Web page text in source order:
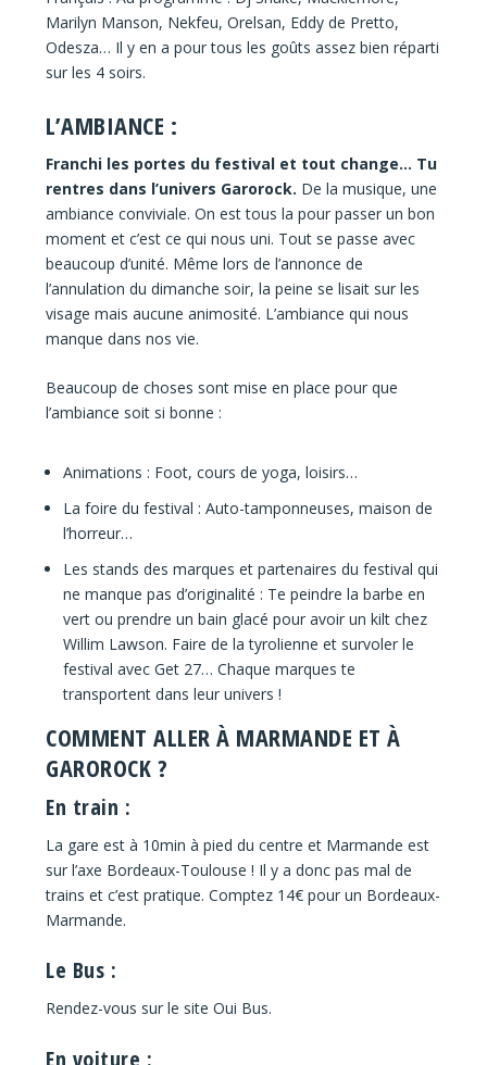
Marilyn Manson, Nekfeu, Orelsan, Eddy de Pretto,
Odesza… Il y en a pour tous les goûts assez bien réparti
sur les 4 soirs.
L’AMBIANCE :
Franchi les portes du festival et tout change… Tu
rentres dans l’univers Garorock. De la musique, une
ambiance conviviale. On est tous la pour passer un bon
moment et c’est ce qui nous uni. Tout se passe avec
beaucoup d’unité. Même lors de l’annonce de
l’annulation du dimanche soir, la peine se lisait sur les
visage mais aucune animosité. L’ambiance qui nous
manque dans nos vie.
Beaucoup de choses sont mise en place pour que
l’ambiance soit si bonne :
Animations : Foot, cours de yoga, loisirs…
La foire du festival : Auto-tamponneuses, maison de
l’horreur…
Les stands des marques et partenaires du festival qui
ne manque pas d’originalité : Te peindre la barbe en
vert ou prendre un bain glacé pour avoir un kilt chez
Willim Lawson. Faire de la tyrolienne et survoler le
festival avec Get 27… Chaque marques te
transportent dans leur univers !
COMMENT ALLER À MARMANDE ET À
GAROROCK ?
En train :
La gare est à 10min à pied du centre et Marmande est
sur l’axe Bordeaux-Toulouse ! Il y a donc pas mal de
trains et c’est pratique. Comptez 14€ pour un Bordeaux-
Marmande.
Le Bus :
Rendez-vous sur le site Oui Bus.
En voiture :